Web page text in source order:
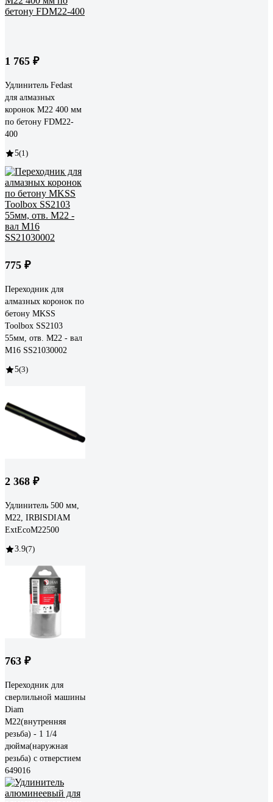
1 765 ₽
Удлинитель Fedast
для алмазных
коронок М22 400 мм
по бетону FDM22-
400
5(1)
775 ₽
Переходник для
алмазных коронок по
бетону MKSS
Toolbox SS2103
55мм, отв. M22 - вал
M16 SS21030002
5(3)
2 368 ₽
Удлинитель 500 мм,
M22, IRBISDIAM
ExtEcoM22500
3.9(7)
763 ₽
Переходник для
сверлильной машины
Diam
М22(внутренняя
резьба) - 1 1/4
дюйма(наружная
резьба) с отверстием
649016